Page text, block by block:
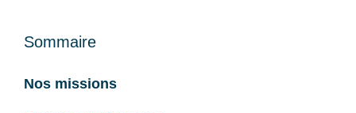
Sommaire
Nos missions